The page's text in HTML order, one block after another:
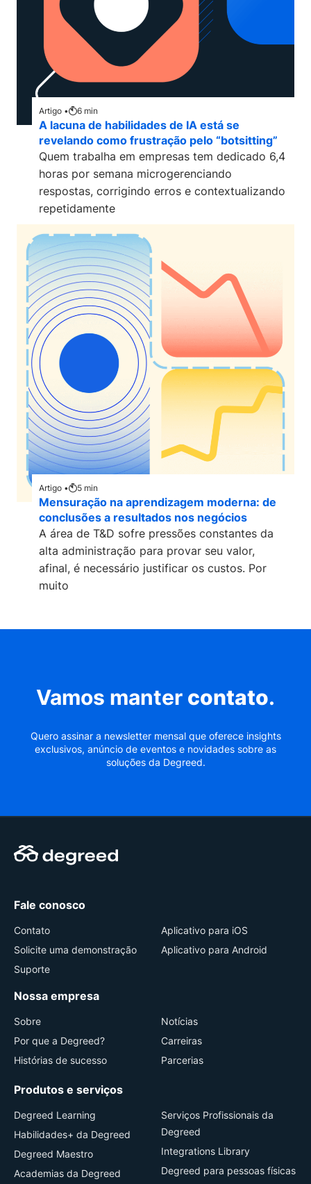
Artigo • 6 min
A lacuna de habilidades de IA está se
revelando como frustração pelo “botsitting”
Quem trabalha em empresas tem dedicado 6,4
horas por semana microgerenciando
respostas, corrigindo erros e contextualizando
repetidamente
Artigo • 5 min
Mensuração na aprendizagem moderna: de
conclusões a resultados nos negócios
A área de T&D sofre pressões constantes da
alta administração para provar seu valor,
afinal, é necessário justificar os custos. Por
muito
Vamos manter contato.
Quero assinar a newsletter mensal que oferece insights
exclusivos, anúncio de eventos e novidades sobre as
soluções da Degreed.
Fale conosco
Contato
Solicite uma demonstração
Suporte
Aplicativo para iOS
Aplicativo para Android
Nossa empresa
Sobre
Por que a Degreed?
Histórias de sucesso
Notícias
Carreiras
Parcerias
Produtos e serviços
Degreed Learning
Habilidades+ da Degreed
Degreed Maestro
Academias da Degreed
Serviços Profissionais da
Degreed
Integrations Library
Degreed para pessoas físicas